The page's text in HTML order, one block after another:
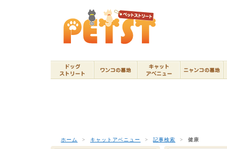
ホーム > キャットアベニュー > 記事検索 > 健康